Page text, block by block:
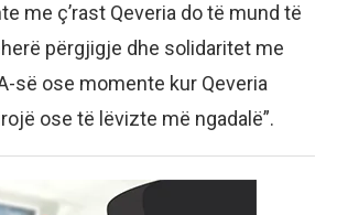
me ç’rast Qeveria do të mund të
përgjigje dhe solidaritet me
së ose momente kur Qeveria
ose të lëvizte më ngadalë”.